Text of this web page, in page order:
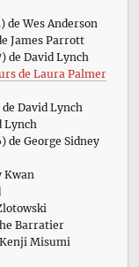
de Wes Anderson
James Parrott
de David Lynch
de Laura Palmer
David Lynch
Lynch
de George Sidney
Kwan
Barratier
Misumi